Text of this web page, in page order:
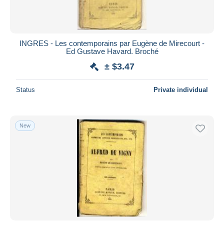
INGRES - Les contemporains par Eugène de Mirecourt -
Ed Gustave Havard. Broché
± $3.47
Status Private individual
New